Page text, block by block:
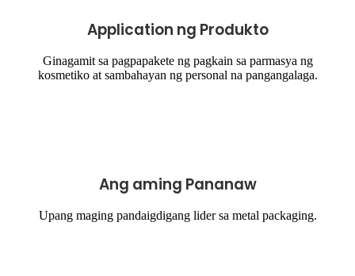
Application ng Produkto
Ginagamit sa pagpapakete ng pagkain sa parmasya ng
kosmetiko at sambahayan ng personal na pangangalaga.
Ang aming Pananaw
Upang maging pandaigdigang lider sa metal packaging.